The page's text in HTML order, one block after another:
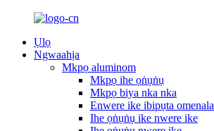
Ụlọ
Ngwaahịa
Mkpọ aluminom
Mkpọ ihe ọṅụṅụ
Mkpọ biya nka nka
Enwere ike ibipụta omenala
Ihe ọṅụṅụ ike nwere ike